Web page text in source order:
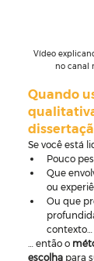
Vídeo
no canal
Quando
Se você está
Pouco
Que
ou
Ou que
contexto…
… então o
escolha para